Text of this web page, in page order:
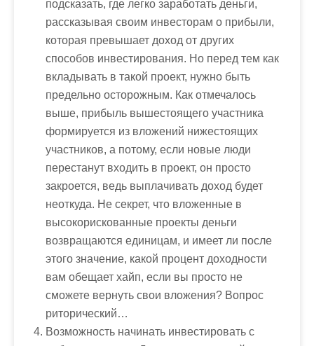
подсказать, где легко заработать деньги,
рассказывая своим инвесторам о прибыли,
которая превышает доход от других
способов инвестирования. Но перед тем как
вкладывать в такой проект, нужно быть
предельно осторожным. Как отмечалось
выше, прибыль вышестоящего участника
формируется из вложений нижестоящих
участников, а потому, если новые люди
перестанут входить в проект, он просто
закроется, ведь выплачивать доход будет
неоткуда. Не секрет, что вложенные в
высокорискованные проекты деньги
возвращаются единицам, и имеет ли после
этого значение, какой процент доходности
вам обещает хайп, если вы просто не
сможете вернуть свои вложения? Вопрос
риторический…
Возможность начинать инвестировать с